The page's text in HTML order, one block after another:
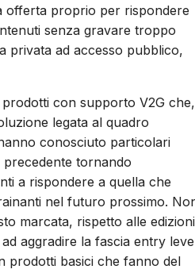
offerta proprio per rispondere
senza gravare troppo
privata ad accesso pubblico,
con supporto V2G che,
legata al quadro
conosciuto particolari
tornando
a rispondere a quella che
nel futuro prossimo.
marcata, rispetto alle edizioni
aggradire la fascia entry
prodotti basici che fanno del